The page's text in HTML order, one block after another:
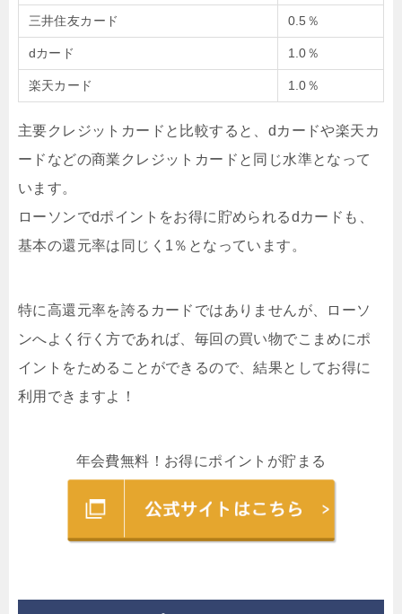
三井住友カード 0.5％
dカード 1.0％
楽天カード 1.0％
主要クレジットカードと比較すると、dカードや楽天カ
ードなどの商業クレジットカードと同じ水準となって
います。
ローソンでdポイントをお得に貯められるdカードも、
基本の還元率は同じく1％となっています。
特に高還元率を誇るカードではありませんが、ローソ
ンへよく行く方であれば、毎回の買い物でこまめにポ
イントをためることができるので、結果としてお得に
利用できますよ！
年会費無料！お得にポイントが貯まる